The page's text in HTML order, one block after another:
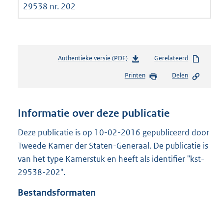
29538 nr. 202
Authentieke versie (PDF)b
s
n
s
r
o
Gerelateerd
Printen Delen
Informatie over deze publicatie
Deze publicatie is op 10-02-2016 gepubliceerd door
Tweede Kamer der Staten-Generaal. De publicatie is
van het type Kamerstuk en heeft als identifier "kst-
29538-202".
Bestandsformaten